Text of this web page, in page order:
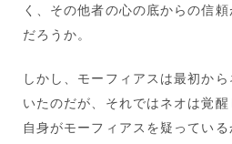
く、その他者の心の底からの信
だろうか。
しかし、モーフィアスは最初か
いたのだが、それではネオは覚
自身がモーフィアスを疑ってい